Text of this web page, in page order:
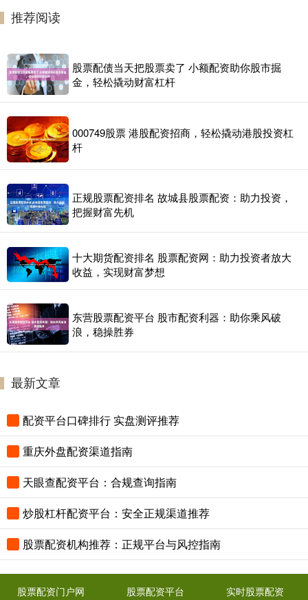
推荐阅读
股票配债当天把股票卖了 小额配资助你股市掘
金，轻松撬动财富杠杆
000749股票 港股配资招商，轻松撬动港股投资杠
杆
正规股票配资排名 故城县股票配资：助力投资，
把握财富先机
十大期货配资排名 股票配资网：助力投资者放大
收益，实现财富梦想
东营股票配资平台 股市配资利器：助你乘风破
浪，稳操胜券
最新文章
配资平台口碑排行 实盘测评推荐
重庆外盘配资渠道指南
天眼查配资平台：合规查询指南
炒股杠杆配资平台：安全正规渠道推荐
股票配资机构推荐：正规平台与风控指南
股票配资门户网 股票配资平台 实时股票配资